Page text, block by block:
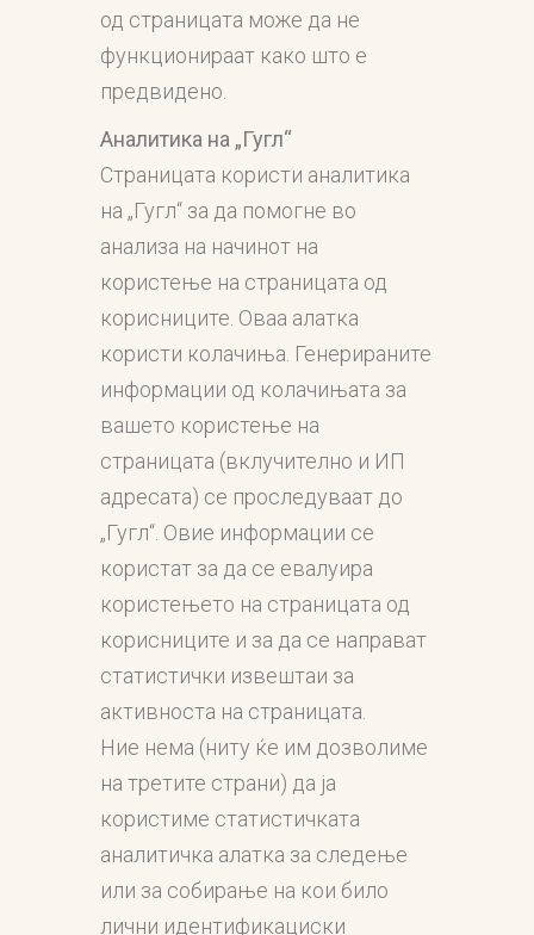
од страницата може да не
функционираат како што е
предвидено.
Аналитика на „Гугл“
Страницата користи аналитика
на „Гугл“ за да помогне во
анализа на начинот на
користење на страницата од
корисниците. Оваа алатка
користи колачиња. Генерираните
информации од колачињата за
вашето користење на
страницата (вклучително и ИП
адресата) се проследуваат до
„Гугл“. Овие информации се
користат за да се евалуира
користењето на страницата од
корисниците и за да се направат
статистички извештаи за
активноста на страницата.
Ние нема (ниту ќе им дозволиме
на третите страни) да ја
користиме статистичката
аналитичка алатка за следење
или за собирање на кои било
лични идентификациски